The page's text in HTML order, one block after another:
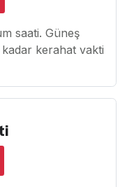
saati. Güneş
kerahat vakti